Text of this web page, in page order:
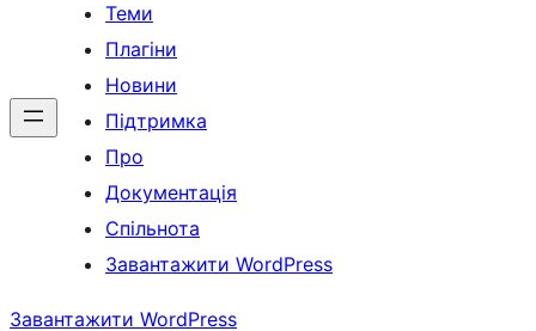
Теми
Плагіни
Новини
Підтримка
Про
Документація
Спільнота
Завантажити WordPress
Завантажити WordPress